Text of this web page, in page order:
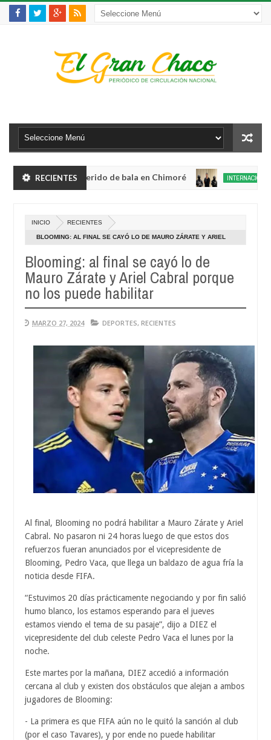
RECIENTES
y queda herido de bala en Chimoré INTERNACIONAL
y queda herido de bala en Chimoré
Aug
20260
INTERNACIONAL
a 12 ministerios y concentra competencias estratégicas
INICIO RECIENTES
BLOOMING: AL FINAL SE CAYÓ LO DE MAURO ZÁRATE Y ARIEL
Blooming: al final se cayó lo de
Mauro Zárate y Ariel Cabral porque
no los puede habilitar
MARZO 27, 2024 DEPORTES, RECIENTES
Al final, Blooming no podrá habilitar a Mauro Zárate y Ariel
Cabral. No pasaron ni 24 horas luego de que estos dos
refuerzos fueran anunciados por el vicepresidente de
Blooming, Pedro Vaca, que llega un baldazo de agua fría la
noticia desde FIFA.
“Estuvimos 20 días prácticamente negociando y por fin salió
humo blanco, los estamos esperando para el jueves
estamos viendo el tema de su pasaje”, dijo a DIEZ el
vicepresidente del club celeste Pedro Vaca el lunes por la
noche.
Este martes por la mañana, DIEZ accedió a información
cercana al club y existen dos obstáculos que alejan a ambos
jugadores de Blooming:
- La primera es que FIFA aún no le quitó la sanción al club
(por el caso Tavares), y por ende no puede habilitar